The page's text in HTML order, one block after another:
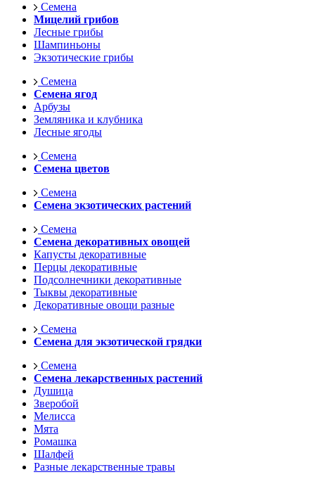
Семена
Мицелий грибов
Лесные грибы
Шампиньоны
Экзотические грибы
Семена
Семена ягод
Арбузы
Земляника и клубника
Лесные ягоды
Семена
Семена цветов
Семена
Семена экзотических растений
Семена
Семена декоративных овощей
Капусты декоративные
Перцы декоративные
Подсолнечники декоративные
Тыквы декоративные
Декоративные овощи разные
Семена
Семена для экзотической грядки
Семена
Семена лекарственных растений
Душица
Зверобой
Мелисса
Мята
Ромашка
Шалфей
Разные лекарственные травы